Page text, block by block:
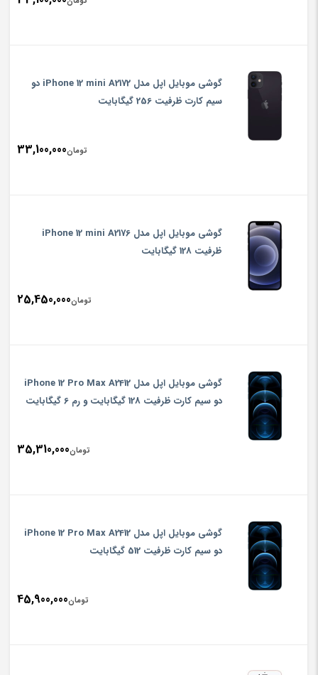
گوشی موبایل اپل مدل iPhone 12 mini A2172 دو
سیم‌ کارت ظرفیت 256 گیگابایت
تومان33,100,000
گوشی موبایل اپل مدل iPhone 12 mini A2176
ظرفیت 128 گیگابایت
تومان25,450,000
گوشی موبایل اپل مدل iPhone 12 Pro Max A2412
دو سیم‌ کارت ظرفیت 128 گیگابایت و رم 6 گیگابایت
تومان35,310,000
گوشی موبایل اپل مدل iPhone 12 Pro Max A2412
دو سیم‌ کارت ظرفیت 512 گیگابایت
تومان45,900,000